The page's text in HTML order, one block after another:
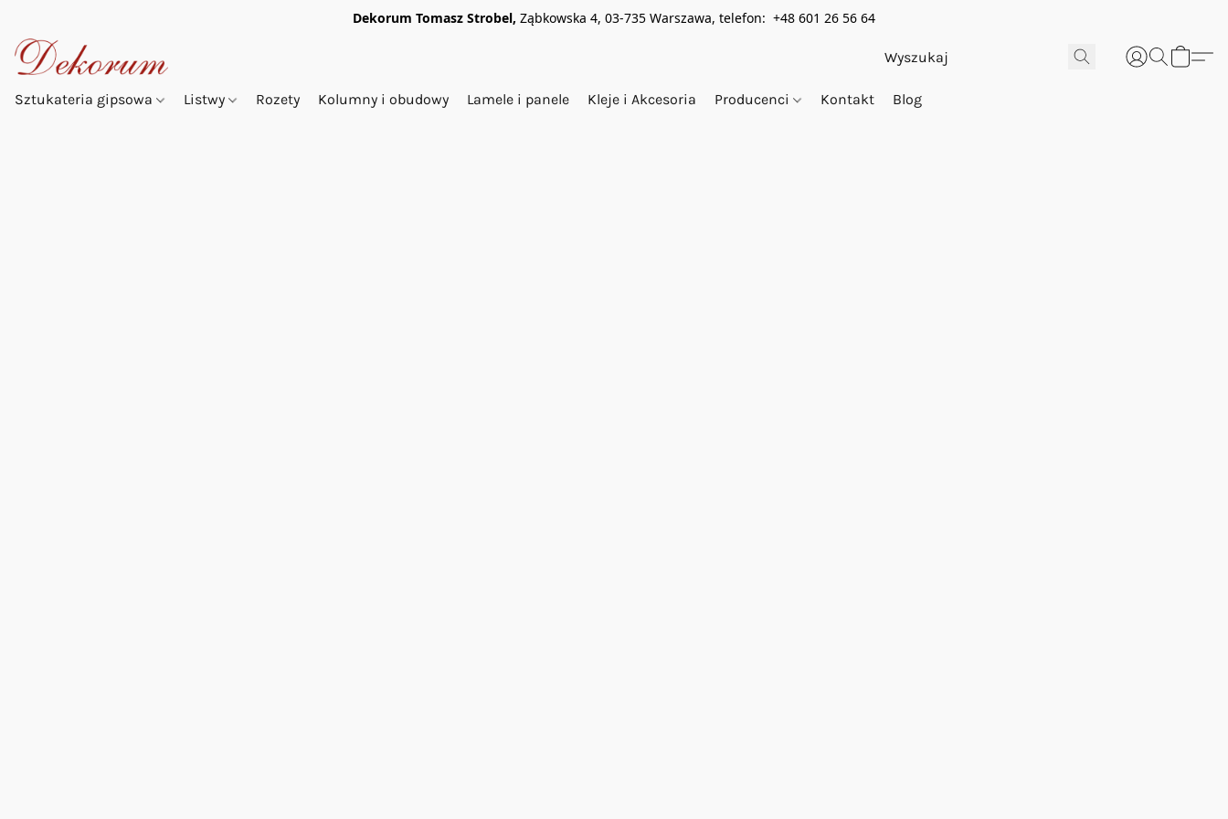
Dekorum Tomasz Strobel, Ząbkowska 4, 03-735 Warszawa, telefon: +48 601 26 56 64
Sztukateria gipsowa Listwy Rozety Kolumny i obudowy Lamele i panele Kleje i Akcesoria Producenci Kontakt Blog